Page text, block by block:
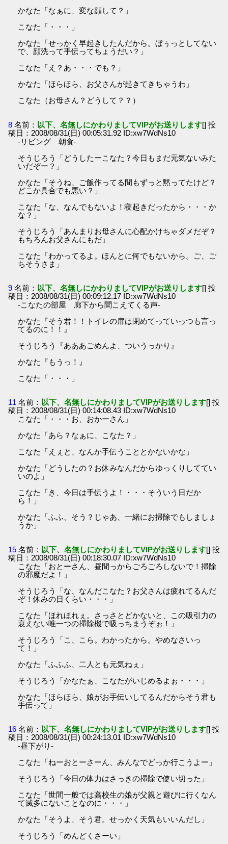
かなた「なぁに、変な顔して？」
こなた「・・・」
かなた「せっかく早起きしたんだから。ぼぅっとしてない
で、顔洗って手伝ってちょうだい？」
こなた「え？あ・・・でも？」
かなた「ほらほら、お父さんが起きてきちゃうわ」
こなた（お母さん？どうして？？）
8 名前： 以下、名無しにかわりましてVIPがお送りします[] 投
稿日：2008/08/31(日) 00:05:31.92 ID:xw7WdNs10
-リビング 朝食-
そうじろう「どうしたーこなた？今日もまだ元気ないみた
いだぞー？」
かなた「そうね、ご飯作ってる間もずっと黙ってたけど？
どこか具合でも悪い？」
こなた「な、なんでもないよ！寝起きだったから・・・か
な？」
そうじろう「あんまりお母さんに心配かけちゃダメだぞ？
もちろんお父さんにもだ」
こなた「わかってるよ。ほんとに何でもないから。ご、ご
ちそうさま」
9 名前： 以下、名無しにかわりましてVIPがお送りします[] 投
稿日：2008/08/31(日) 00:09:12.17 ID:xw7WdNs10
-こなたの部屋 廊下から聞こえてくる声-
かなた『そう君！！トイレの扉は閉めてっていっつも言っ
てるのに！！』
そうじろう『あああごめんよ、ついうっかり』
かなた『もうっ！』
こなた「・・・」
11 名前： 以下、名無しにかわりましてVIPがお送りします[] 投
稿日：2008/08/31(日) 00:14:08.43 ID:xw7WdNs10
こなた「・・・お、おかーさん」
かなた「あら？なぁに、こなた？」
こなた「えぇと、なんか手伝うこととかないかな」
かなた「どうしたの？お休みなんだからゆっくりしててい
いのよ」
こなた「き、今日は手伝うよ！・・・そういう日だか
ら！」
かなた「ふふ、そう？じゃあ、一緒にお掃除でもしましょ
うか」
15 名前： 以下、名無しにかわりましてVIPがお送りします[] 投
稿日：2008/08/31(日) 00:18:30.07 ID:xw7WdNs10
こなた「おとーさん、昼間っからごろごろしないで！掃除
の邪魔だよ！」
そうじろう「な、なんだこなた？お父さんは疲れてるんだ
ぞ！休みの日くらい・・・」
こなた「ほれほれぇ。さっさとどかないと、この吸引力の
衰えない唯一つの掃除機で吸っちまうぞぉ！」
そうじろう「こ、こら。わかったから。やめなさいっ
て！」
かなた「ふふふ、二人とも元気ねぇ」
そうじろう「かなたぁ、こなたがいじめるよぉ・・・」
かなた「ほらほら、娘がお手伝いしてるんだからそう君も
手伝って」
16 名前： 以下、名無しにかわりましてVIPがお送りします[] 投
稿日：2008/08/31(日) 00:24:13.01 ID:xw7WdNs10
-昼下がり-
こなた「ねーおとーさーん、みんなでどっか行こうよー」
そうじろう「今日の体力はさっきの掃除で使い切った」
こなた「世間一般では高校生の娘が父親と遊びに行くなん
て滅多にないことなのに・・・」
かなた「そうよ、そう君。せっかく天気もいいんだし」
そうじろう「めんどくさーい」